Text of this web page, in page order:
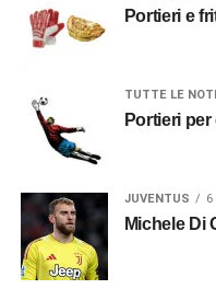
Portieri e
TUTTE LE
Portieri
JUVENTUS 6
Michele Di